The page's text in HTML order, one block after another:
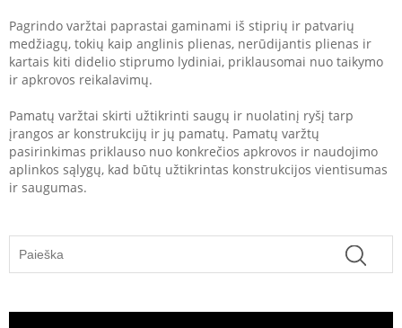
Pagrindo varžtai paprastai gaminami iš stiprių ir patvarių
medžiagų, tokių kaip anglinis plienas, nerūdijantis plienas ir
kartais kiti didelio stiprumo lydiniai, priklausomai nuo taikymo
ir apkrovos reikalavimų.
Pamatų varžtai skirti užtikrinti saugų ir nuolatinį ryšį tarp
įrangos ar konstrukcijų ir jų pamatų. Pamatų varžtų
pasirinkimas priklauso nuo konkrečios apkrovos ir naudojimo
aplinkos sąlygų, kad būtų užtikrintas konstrukcijos vientisumas
ir saugumas.